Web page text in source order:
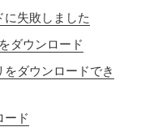
失敗しました
ダウンロード
ダウンロードでき
ド